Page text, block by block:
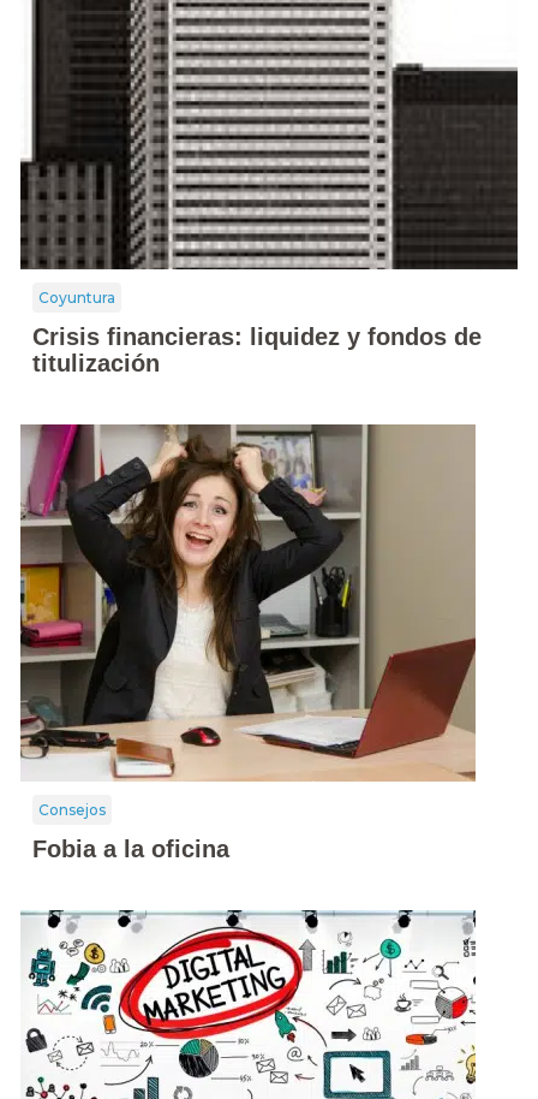
Coyuntura
Crisis financieras: liquidez y fondos de
titulización
Consejos
Fobia a la oficina